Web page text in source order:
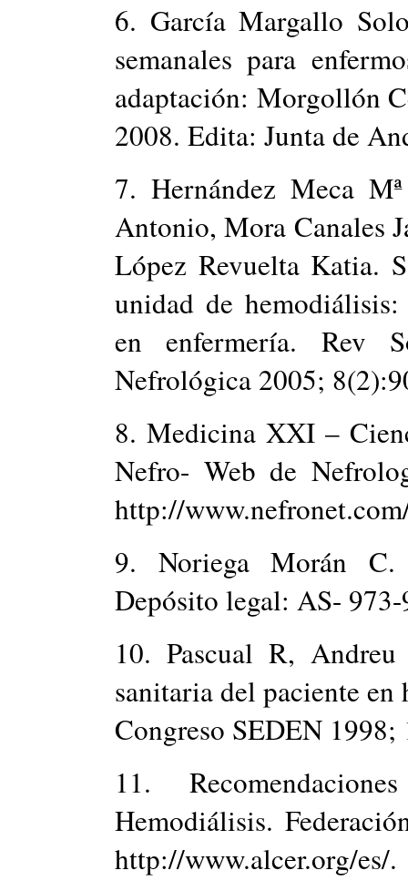
6. García Margallo
semanales para
adaptación: Morgollón
2008. Edita: Junta de
7. Hernández Meca
Antonio, Mora Canales
López Revuelta Katia.
unidad de
en enfermería. Rev
Nefrológica 2005;
8. Medicina XXI –
Nefro- Web de
http://
9. Noriega Morán
Depósito legal: AS-
10. Pascual R,
sanitaria del paciente
Congreso SEDEN 1998;
11.
Hemodiálisis.
http://www.alcer.org/es/.